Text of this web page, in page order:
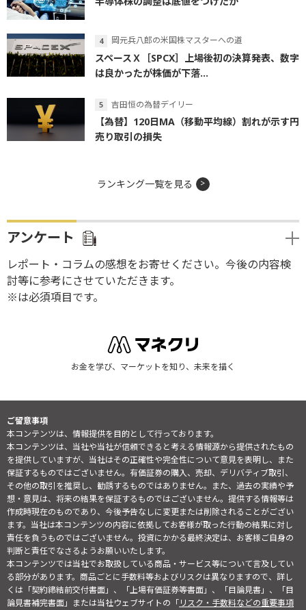
岡元兵八郎の米国株マスターへの道
スペースＸ［SPCX］上場後初の決算発表、数字
は良かったが株価が下落...
吉田恒の為替デイリー
【為替】120日MA（移動平均線）割れが示す円
売り取引の損失
ランキング一覧を見る
アンケート
レポート・コラムの感想をお寄せください。今後の内容検
討等に参考にさせていただきます。
※は必須項目です。
お金を学び、マーケットを知り、未来を描く
ご留意事項
本コンテンツは、情報提供を目的として行っております。
本コンテンツは、当社や当社が信頼できると考える情報源から提供されたもの
を提供していますが、当社はその正確性や完全性について意見を表明し、また
保証するものではございません。有価証券の購入、売却、デリバティブ取引、
その他の取引を推奨し、勧誘するものではありません。また、過去の実績や予
想・意見は、将来の結果を保証するものではございません。提供する情報等は
作成時現在のものであり、今後予告なしに変更または削除されることがござい
ます。当社は本コンテンツの内容に依拠してお客様が取った行動の結果に対し
責任を負うものではございません。投資にかかる最終決定は、お客様ご自身の
判断と責任でなさるようお願いいたします。
本コンテンツでは当社でお取扱している商品・サービス等について言及してい
る部分があります。商品ごとに手数料等およびリスクは異なりますので、詳し
くは「契約締結前交付書面」、「上場有価証券等書面」、「目論見書」、「目
論見書補完書面」または当社ウェブサイトの「リスク・手数料などの重要事項